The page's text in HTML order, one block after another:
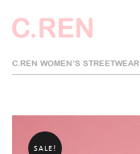
C.REN WOMEN’S STREETWEAR
SALE!